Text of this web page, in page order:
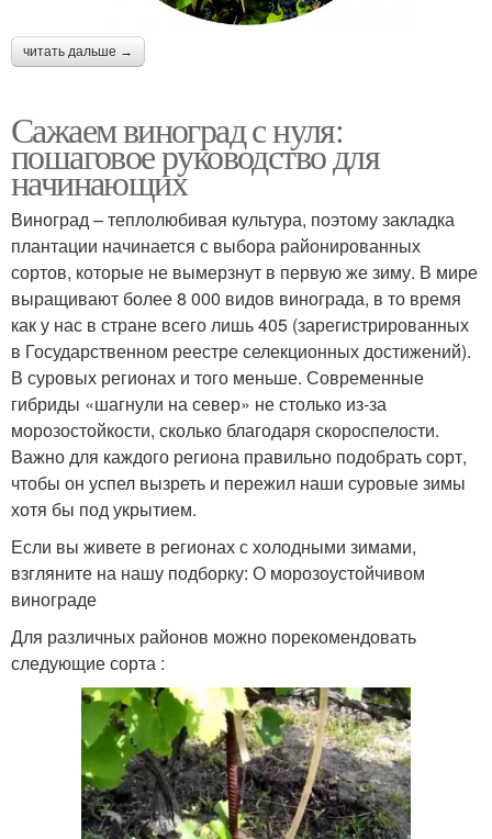
читать дальше →
Сажаем виноград с нуля:
пошаговое руководство для
начинающих
Виноград – теплолюбивая культура, поэтому закладка
плантации начинается с выбора районированных
сортов, которые не вымерзнут в первую же зиму. В мире
выращивают более 8 000 видов винограда, в то время
как у нас в стране всего лишь 405 (зарегистрированных
в Государственном реестре селекционных достижений).
В суровых регионах и того меньше. Современные
гибриды «шагнули на север» не столько из-за
морозостойкости, сколько благодаря скороспелости.
Важно для каждого региона правильно подобрать сорт,
чтобы он успел вызреть и пережил наши суровые зимы
хотя бы под укрытием.
Если вы живете в регионах с холодными зимами,
взгляните на нашу подборку: О морозоустойчивом
винограде
Для различных районов можно порекомендовать
следующие сорта :